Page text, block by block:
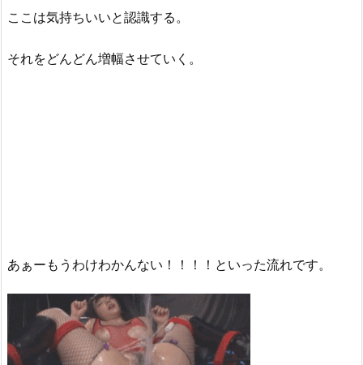
ここは気持ちいいと認識する。
それをどんどん増幅させていく。
あぁーもうわけわかんない！！！！といった流れです。